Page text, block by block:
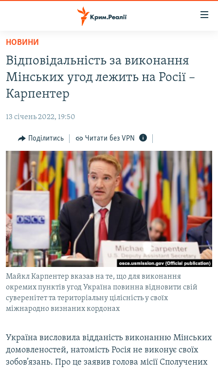
Перейти
основного
матеріалу
Перейти
до
основної
Перейти
до
пошуку
ВОДА.КРИМ
ВІДЕО ТА ФОТО
БЛОГИ
ПОГЛЯД
ІНТЕРВ'Ю
ВСЕ ЗА ДЕНЬ
СПЕЦПРОЕКТИ
ДЕПОРТАЦІЯ
ВІДЕОУРОКИ «ELIFBE»
СВІДЧЕННЯ ОКУПАЦІЇ
УКРАЇНСЬКА ПРОБЛЕМА КРИМУ
ІНФОГРАФІКА
ЯК ОБІЙТИ БЛОКУВАННЯ
Русский
Qırımtatar
ДОЛУЧАЙСЯ!
НОВИНИ
Відповідальність за виконання
Мінських угод лежить на Росії –
Карпентер
13 січень 2022, 19:50
Поділитись Читати без VPN
Майкл Карпентер вказав на те, що для виконання
окремих пунктів угод Україна повинна відновити свій
суверенітет та територіальну цілісність у своїх
міжнародно визнаних кордонах
Україна висловила відданість виконанню Мінських
домовленостей, натомість Росія не виконує своїх
зобов’язань. Про це заявив голова місії Сполучених